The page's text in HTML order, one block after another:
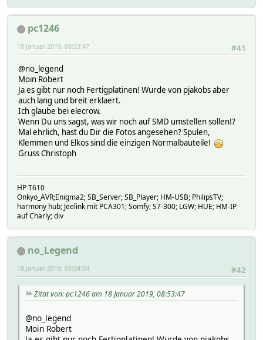
pc1246
#41
18 Januar 2019, 08:53:47
@no_legend
Moin Robert
Ja es gibt nur noch Fertigplatinen! Wurde von pjakobs aber
auch lang und breit erklaert.
Ich glaube bei elecrow.
Wenn Du uns sagst, was wir noch auf SMD umstellen sollen!?
Mal ehrlich, hast du Dir die Fotos angesehen? Spulen,
Klemmen und Elkos sind die einzigen Normalbauteile!
Gruss Christoph
HP T610
Onkyo_AVR;Enigma2; SB_Server; SB_Player; HM-USB; PhilipsTV;
harmony hub; Jeelink mit PCA301; Somfy; S7-300; LGW; HUE; HM-IP
auf Charly; div
no_Legend
#42
18 Januar 2019, 09:04:04
Zitat von: pc1246 am 18 Januar 2019, 08:53:47
@no_legend
Moin Robert